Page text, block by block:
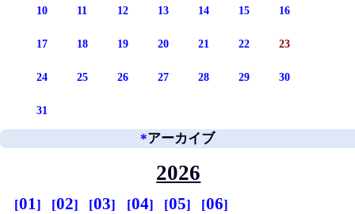
10 11 12 13 14 15 16
17 18 19 20 21 22 23
24 25 26 27 28 29 30
31
*アーカイブ
2026
01 02 03 04 05
06